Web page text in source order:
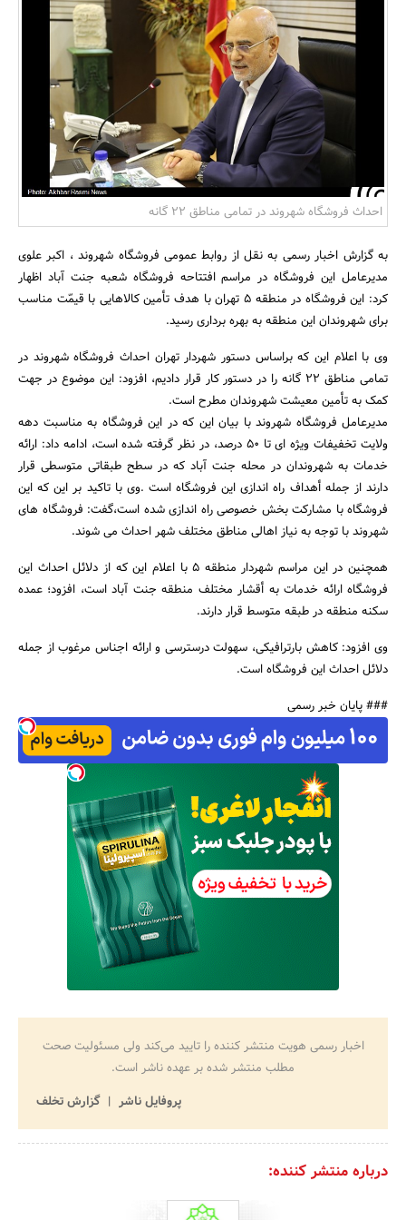
بانک، بیمه و سرمایه
مسکن و ساختمان
جستجو
احداث فروشگاه شهروند در تمامی مناطق 22 گانه
به گزارش اخبار رسمی به نقل از روابط عمومی فروشگاه شهروند ، اکبر علوی
مدیرعامل این فروشگاه در مراسم افتتاحه فروشگاه شعبه جنت آباد اظهار
کرد: این فروشگاه در منطقه 5 تهران با هدف تأمین کالاهایی با قیمّت مناسب
برای شهروندان این منطقه به بهره برداری رسید.
وی با اعلام این که براساس دستور شهردار تهران احداث فروشگاه شهروند در
تمامی مناطق 22 گانه را در دستور کار قرار دادیم، افزود: این موضوع در جهت
کمک به تأمین معیشت شهروندان مطرح است.
مدیرعامل فروشگاه شهروند با بیان این که در این فروشگاه به مناسبت دهه
ولایت تخفیفات ویژه ای تا 50 درصد، در نظر گرفته شده است، ادامه داد: ارائه
خدمات به شهروندان در محله جنت آباد که در سطح طبقاتی متوسطی قرار
دارند از جمله أهداف راه اندازی این فروشگاه است .وی با تاکید بر این که این
فروشگاه با مشارکت بخش خصوصی راه اندازی شده است،گفت: فروشگاه های
شهروند با توجه به نیاز اهالی مناطق مختلف شهر احداث می شوند.
همچنین در این مراسم شهردار منطقه 5 با اعلام این که از دلائل احداث این
فروشگاه ارائه خدمات به أقشار مختلف منطقه جنت آباد است، افزود؛ عمده
سکنه منطقه در طبقه متوسط قرار دارند.
وی افزود: کاهش بارترافیکی، سهولت درسترسی و ارائه اجناس مرغوب از جمله
دلائل احداث این فروشگاه است.
### پایان خبر رسمی
اخبار رسمی هویت منتشر کننده را تایید می‌کند ولی مسئولیت صحت
مطلب منتشر شده بر عهده ناشر است.
پروفایل ناشر
گزارش تخلف
درباره منتشر کننده: